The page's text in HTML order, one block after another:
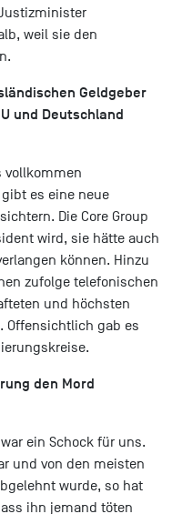
weil sie den
Geldgeber
und Deutschland
vollkommen
es eine neue
Die Core Group
wird, sie hätte auch
können. Hinzu
zufolge telefonischen
und höchsten
Offensichtlich gab es
den Mord
ein Schock für uns.
und von den meisten
wurde, so hat
ihn jemand töten